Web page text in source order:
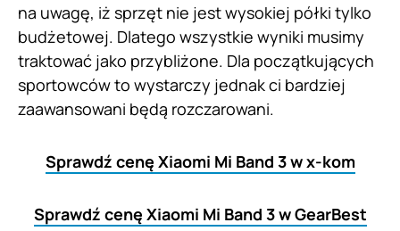
na uwagę, iż sprzęt nie jest wysokiej półki tylko
budżetowej. Dlatego wszystkie wyniki musimy
traktować jako przybliżone. Dla początkujących
sportowców to wystarczy jednak ci bardziej
zaawansowani będą rozczarowani.
Sprawdź cenę Xiaomi Mi Band 3 w x-kom
Sprawdź cenę Xiaomi Mi Band 3 w GearBest